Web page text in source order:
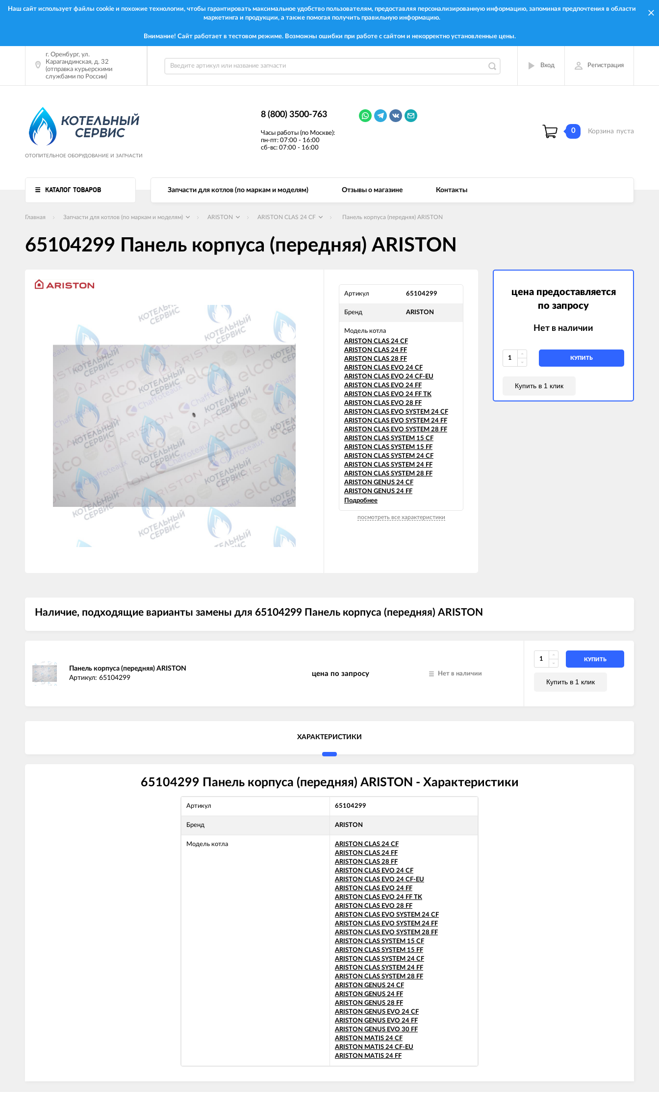
Наш сайт использует файлы cookie и похожие технологии, чтобы гарантировать максимальное удобство пользователям, предоставляя персонализированную информацию, запоминая предпочтения в области
маркетинга и продукции, а также помогая получить правильную информацию.
Внимание! Сайт работает в тестовом режиме. Возможны ошибки при работе с сайтом и некорректно установленные цены.
г. Оренбург, ул.
Карагандинская, д. 32
(отправка курьерскими
службами по России)
Вход Регистрация
ОТОПИТЕЛЬНОЕ ОБОРУДОВАНИЕ И ЗАПЧАСТИ
8 (800) 3500-763
Часы работы (по Москве):
пн-пт: 07:00 - 16:00
сб-вс: 07:00 - 16:00
0 Корзина пуста
КАТАЛОГ ТОВАРОВ Запчасти для котлов (по маркам и моделям) Отзывы о магазине Контакты
Главная Запчасти для котлов (по маркам и моделям) ARISTON ARISTON CLAS 24 CF Панель корпуса (передняя) ARISTON
65104299 Панель корпуса (передняя) ARISTON
товаров
Артикул 65104299
Бренд ARISTON
Модель котла
ARISTON CLAS 24 CF
ARISTON CLAS 24 FF
ARISTON CLAS 28 FF
ARISTON CLAS EVO 24 CF
ARISTON CLAS EVO 24 CF-EU
ARISTON CLAS EVO 24 FF
ARISTON CLAS EVO 24 FF TK
ARISTON CLAS EVO 28 FF
ARISTON CLAS EVO SYSTEM 24 CF
ARISTON CLAS EVO SYSTEM 24 FF
ARISTON CLAS EVO SYSTEM 28 FF
ARISTON CLAS SYSTEM 15 CF
ARISTON CLAS SYSTEM 15 FF
ARISTON CLAS SYSTEM 24 CF
ARISTON CLAS SYSTEM 24 FF
ARISTON CLAS SYSTEM 28 FF
ARISTON GENUS 24 CF
ARISTON GENUS 24 FF
ARISTON GENUS 28 FF
ARISTON GENUS EVO 24 CF
ARISTON GENUS EVO 24 FF
Подробнее
посмотреть все характеристики
цена предоставляется
по запросу
Нет в наличии
КУПИТЬ
Купить в 1 клик
Наличие, подходящие варианты замены для 65104299 Панель корпуса (передняя) ARISTON
Панель корпуса (передняя) ARISTON
Артикул: 65104299
цена по запросу Нет в наличии
КУПИТЬ
Купить в 1 клик
ХАРАКТЕРИСТИКИ
65104299 Панель корпуса (передняя) ARISTON - Характеристики
Артикул 65104299
Бренд ARISTON
Модель котла
ARISTON CLAS 24 CF
ARISTON CLAS 24 FF
ARISTON CLAS 28 FF
ARISTON CLAS EVO 24 CF
ARISTON CLAS EVO 24 CF-EU
ARISTON CLAS EVO 24 FF
ARISTON CLAS EVO 24 FF TK
ARISTON CLAS EVO 28 FF
ARISTON CLAS EVO SYSTEM 24 CF
ARISTON CLAS EVO SYSTEM 24 FF
ARISTON CLAS EVO SYSTEM 28 FF
ARISTON CLAS SYSTEM 15 CF
ARISTON CLAS SYSTEM 15 FF
ARISTON CLAS SYSTEM 24 CF
ARISTON CLAS SYSTEM 24 FF
ARISTON CLAS SYSTEM 28 FF
ARISTON GENUS 24 CF
ARISTON GENUS 24 FF
ARISTON GENUS 28 FF
ARISTON GENUS EVO 24 CF
ARISTON GENUS EVO 24 FF
ARISTON GENUS EVO 30 FF
ARISTON MATIS 24 CF
ARISTON MATIS 24 CF-EU
ARISTON MATIS 24 FF